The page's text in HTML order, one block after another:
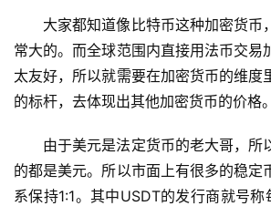
大家都知道像比特币这种加密货币
常大的。而全球范围内直接用法币交易
太友好，所以就需要在加密货币的维度
的标杆，去体现出其他加密货币的价格。
由于美元是法定货币的老大哥，所
的都是美元。所以市面上有很多的稳定
系保持1:1。其中USDT的发行商就号